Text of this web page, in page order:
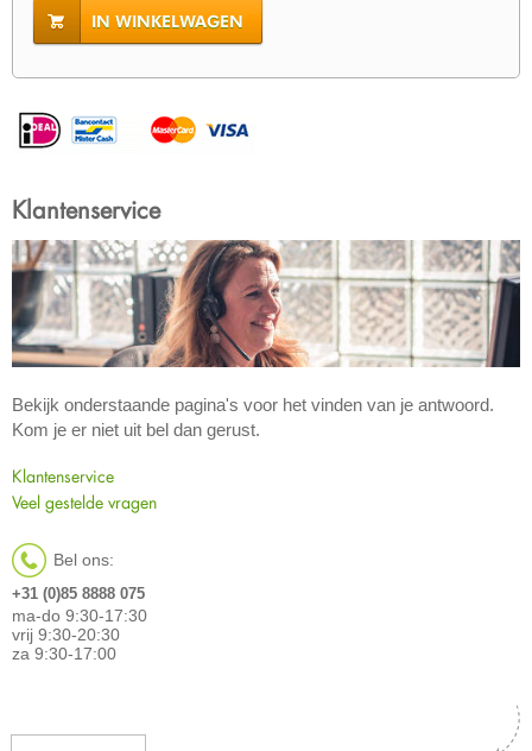
IN WINKELWAGEN
Klantenservice
Bekijk onderstaande pagina's voor het vinden van je antwoord.
Kom je er niet uit bel dan gerust.
Klantenservice
Veel gestelde vragen
Bel ons:
+31 (0)85 8888 075
ma-do 9:30-17:30
vrij 9:30-20:30
za 9:30-17:00